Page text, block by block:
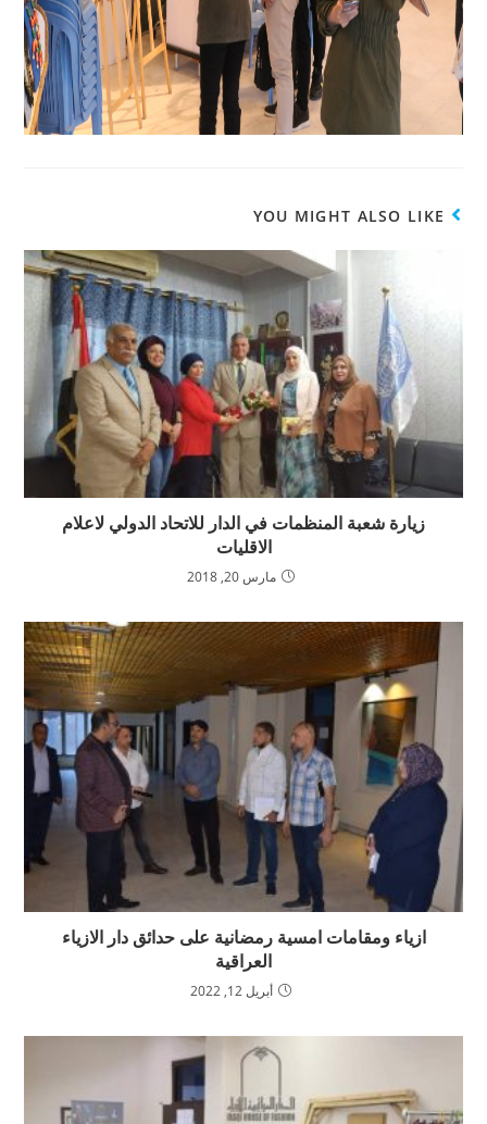
YOU MIGHT ALSO LIKE
زيارة شعبة المنظمات في الدار للاتحاد الدولي لاعلام
الاقليات
مارس 20, 2018
ازياء ومقامات امسية رمضانية على حدائق دار الازياء
العراقية
أبريل 12, 2022